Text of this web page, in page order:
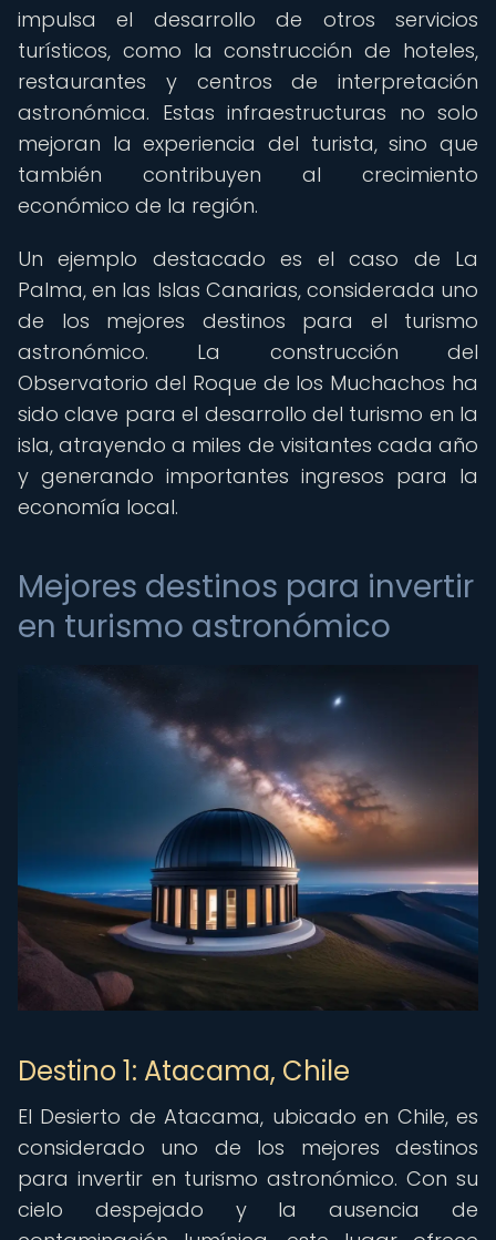
impulsa el desarrollo de otros servicios
turísticos, como la construcción de hoteles,
restaurantes y centros de interpretación
astronómica. Estas infraestructuras no solo
mejoran la experiencia del turista, sino que
también contribuyen al crecimiento
económico de la región.
Un ejemplo destacado es el caso de La
Palma, en las Islas Canarias, considerada uno
de los mejores destinos para el turismo
astronómico. La construcción del
Observatorio del Roque de los Muchachos ha
sido clave para el desarrollo del turismo en la
isla, atrayendo a miles de visitantes cada año
y generando importantes ingresos para la
economía local.
Mejores destinos para invertir
en turismo astronómico
Destino 1: Atacama, Chile
El Desierto de Atacama, ubicado en Chile, es
considerado uno de los mejores destinos
para invertir en turismo astronómico. Con su
cielo despejado y la ausencia de